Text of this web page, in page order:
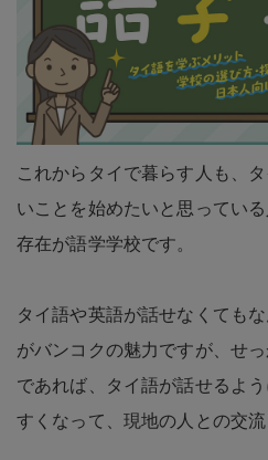
これからタイで暮らす人も、
いことを始めたいと思ってい
存在が語学学校です。
タイ語や英語が話せなくても
がバンコクの魅力ですが、せ
であれば、タイ語が話せるよ
すくなって、現地の人との交流